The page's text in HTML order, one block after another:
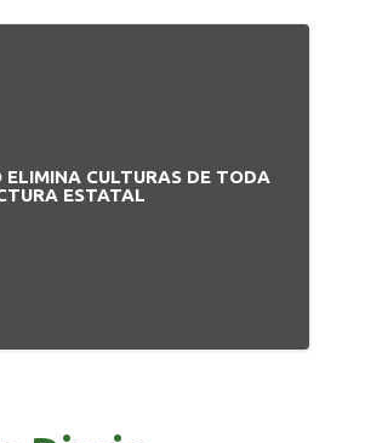
ELIMINA CULTURAS DE TODA
ESTATAL